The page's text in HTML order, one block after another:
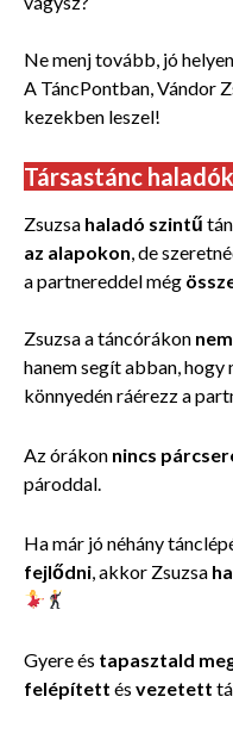
Ne menj tovább, jó
A TáncPontban, Vándor
kezekben leszel!
Társastánc
Zsuzsa haladó szintű
az alapokon, de
a partnereddel még
Zsuzsa a táncórákon
hanem segít abban, hogy
könnyedén ráérezz a
Az órákon nincs
pároddal.
Ha már jó néhány
fejlődni, akkor Zsuzsa
Gyere és tapasztald
felépített és vezetett